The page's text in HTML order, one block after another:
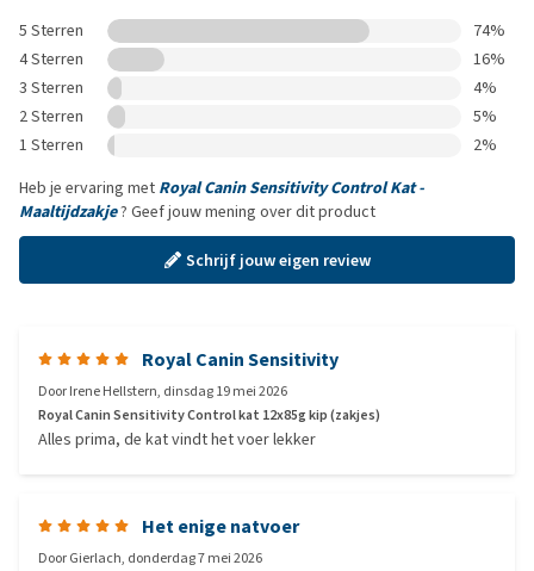
5 Sterren
74%
4 Sterren
16%
3 Sterren
4%
2 Sterren
5%
1 Sterren
2%
Heb je ervaring met Royal Canin Sensitivity Control Kat -
Maaltijdzakje? Geef jouw mening over dit product
Schrijf jouw eigen review
Royal Canin Sensitivity
DoorIrene Hellstern, dinsdag 19 mei 2026
Royal Canin Sensitivity Control kat 12x85g kip (zakjes)
Alles prima, de kat vindt het voer lekker
Het enige natvoer
DoorGierlach, donderdag 7 mei 2026